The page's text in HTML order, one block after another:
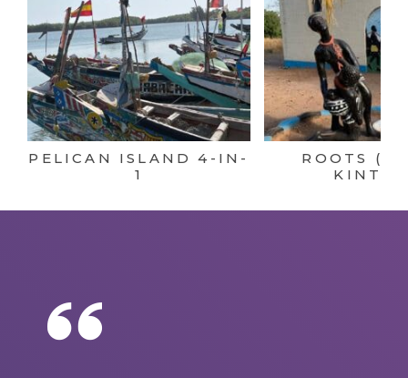
PELICAN ISLAND 4-IN-
1
ROOTS